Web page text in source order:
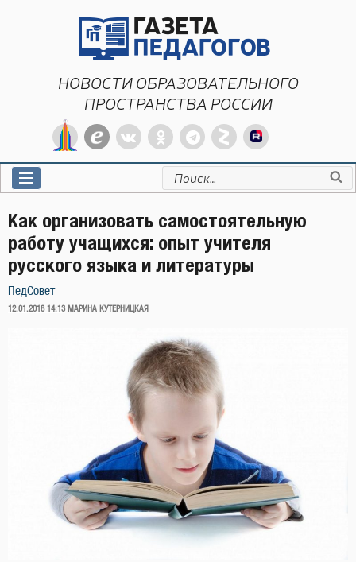
НОВОСТИ ОБРАЗОВАТЕЛЬНОГО
ПРОСТРАНСТВА РОССИИ
Искать:
Как организовать самостоятельную
работу учащихся: опыт учителя
русского языка и литературы
ПедСовет
ОПУБЛИКОВАНО
12.01.2018 14:13 МАРИНА КУТЕРНИЦКАЯ